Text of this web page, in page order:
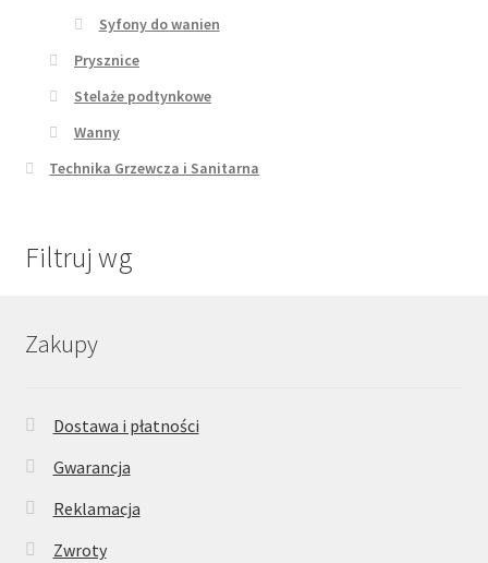
Syfony do wanien
Prysznice
Stelaże podtynkowe
Wanny
Technika Grzewcza i Sanitarna
Filtruj wg
Zakupy
Dostawa i płatności
Gwarancja
Reklamacja
Zwroty